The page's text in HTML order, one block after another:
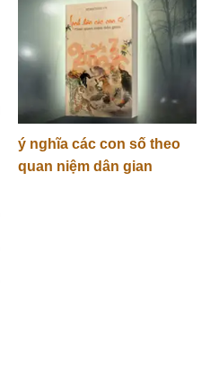
ý nghĩa các con số theo
quan niệm dân gian